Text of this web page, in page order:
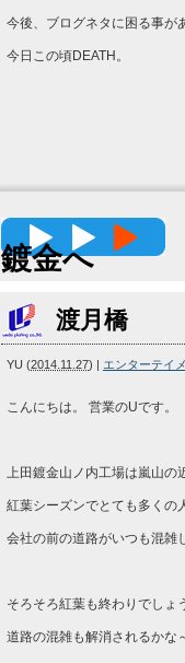
今後、ブログネタに困る事が
今日この頃DEATH。
高精度
鍍金へ
渡月橋
YU (2014.11.27) | エンターテイ
こんにちは。 営業のUです。
上田鍍金山ノ内工場は嵐山の
紅葉シーズンでとても多くの
会社の前の道路がいつも混雑
そろそろ紅葉も終わりでしょ
道路の混雑も解消されるかな